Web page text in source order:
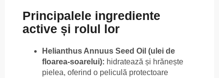
Principalele ingrediente
active și rolul lor
Helianthus Annuus Seed Oil (ulei de
floarea-soarelui): hidratează și hrănește
pielea, oferind o peliculă protectoare